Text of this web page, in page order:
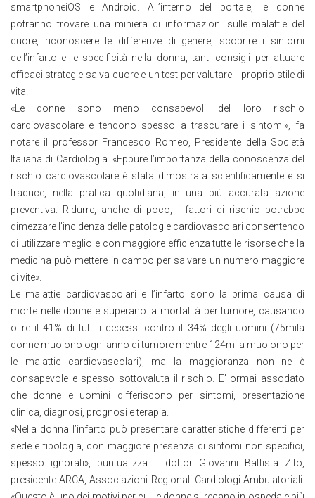
smartphoneiOS e Android. All’interno del portale, le donne
potranno trovare una miniera di informazioni sulle malattie del
cuore, riconoscere le differenze di genere, scoprire i sintomi
dell’infarto e le specificità nella donna, tanti consigli per attuare
efficaci strategie salva-cuore e un test per valutare il proprio stile di
vita.
«Le donne sono meno consapevoli del loro rischio
cardiovascolare e tendono spesso a trascurare i sintomi», fa
notare il professor Francesco Romeo, Presidente della Società
Italiana di Cardiologia. «Eppure l’importanza della conoscenza del
rischio cardiovascolare è stata dimostrata scientificamente e si
traduce, nella pratica quotidiana, in una più accurata azione
preventiva. Ridurre, anche di poco, i fattori di rischio potrebbe
dimezzare l’incidenza delle patologie cardiovascolari consentendo
di utilizzare meglio e con maggiore efficienza tutte le risorse che la
medicina può mettere in campo per salvare un numero maggiore
di vite».
Le malattie cardiovascolari e l’infarto sono la prima causa di
morte nelle donne e superano la mortalità per tumore, causando
oltre il 41% di tutti i decessi contro il 34% degli uomini (75mila
donne muoiono ogni anno di tumore mentre 124mila muoiono per
le malattie cardiovascolari), ma la maggioranza non ne è
consapevole e spesso sottovaluta il rischio. E’ ormai assodato
che donne e uomini differiscono per sintomi, presentazione
clinica, diagnosi, prognosi e terapia.
«Nella donna l’infarto può presentare caratteristiche differenti per
sede e tipologia, con maggiore presenza di sintomi non specifici,
spesso ignorati», puntualizza il dottor Giovanni Battista Zito,
presidente ARCA, Associazioni Regionali Cardiologi Ambulatoriali.